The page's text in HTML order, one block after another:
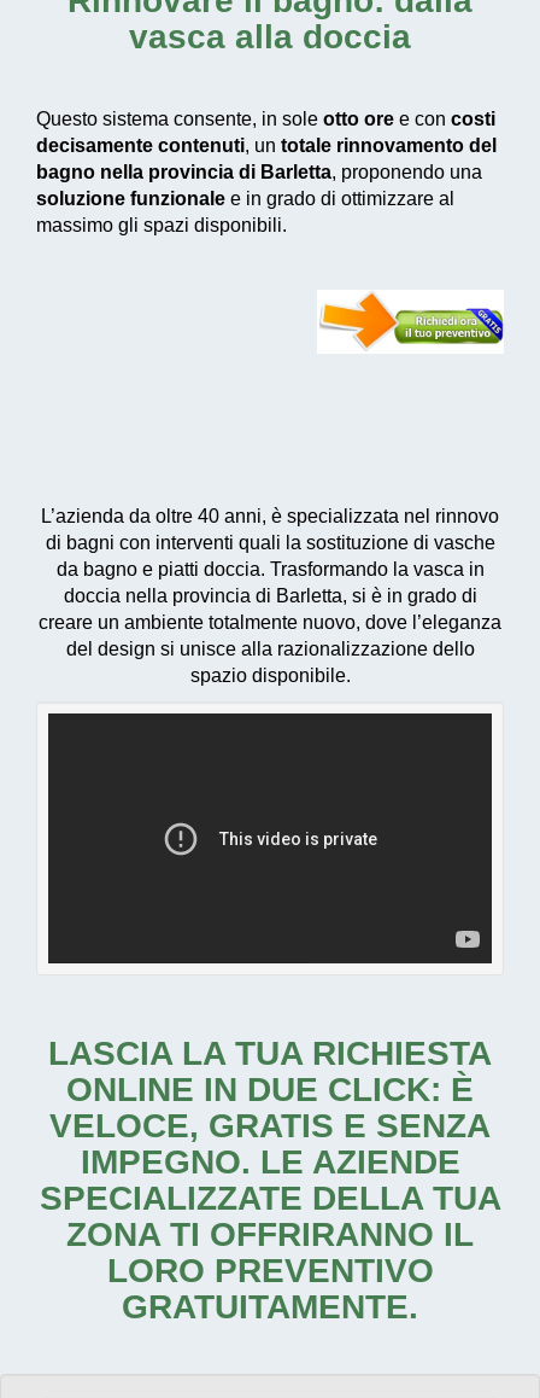
vasca alla doccia
Questo sistema consente, in sole otto ore e con costi
decisamente contenuti, un totale rinnovamento del
bagno nella provincia di Barletta, proponendo una
soluzione funzionale e in grado di ottimizzare al
massimo gli spazi disponibili.
L’azienda da oltre 40 anni, è specializzata nel rinnovo
di bagni con interventi quali la sostituzione di vasche
da bagno e piatti doccia. Trasformando la vasca in
doccia nella provincia di Barletta, si è in grado di
creare un ambiente totalmente nuovo, dove l’eleganza
del design si unisce alla razionalizzazione dello
spazio disponibile.
LASCIA LA TUA RICHIESTA
ONLINE IN DUE CLICK: È
VELOCE, GRATIS E SENZA
IMPEGNO. LE AZIENDE
SPECIALIZZATE DELLA TUA
ZONA TI OFFRIRANNO IL
LORO PREVENTIVO
GRATUITAMENTE.